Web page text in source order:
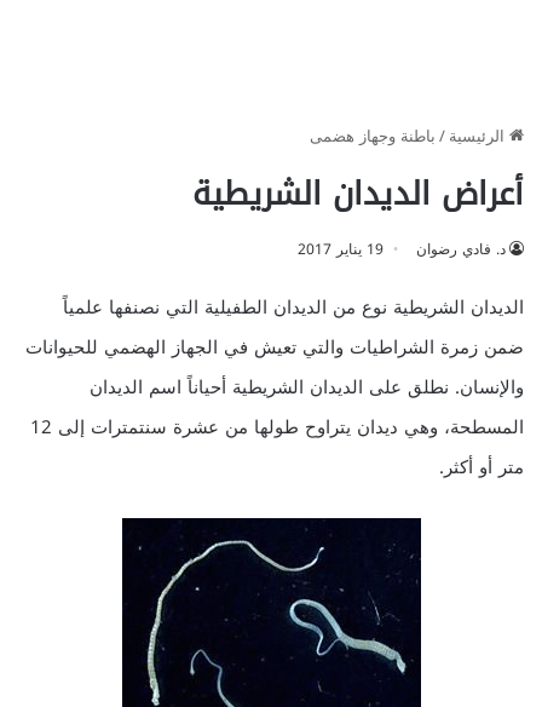
الرئيسية/باطنة وجهاز هضمى
أعراض الديدان الشريطية
د. فادي رضوان 19 يناير 2017
الديدان الشريطية نوع من الديدان الطفيلية التي نصنفها علمياً
ضمن زمرة الشراطيات والتي تعيش في الجهاز الهضمي للحيوانات
والإنسان. نطلق على الديدان الشريطية أحياناً اسم الديدان
المسطحة، وهي ديدان يتراوح طولها من عشرة سنتمترات إلى 12
متر أو أكثر.